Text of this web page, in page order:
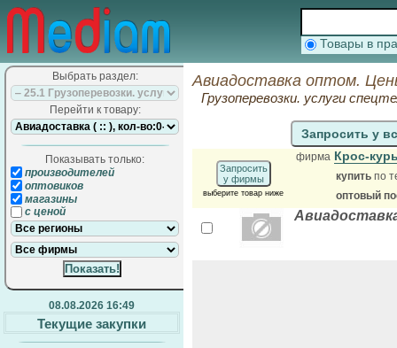
Товары в
Выбрать раздел:
Перейти к товару:
Показывать только:
производителей
оптовиков
магазины
с ценой
08.08.2026 16:49
Текущие закупки
Авиадоставка оптом.
Грузоперевозки. услуги
Запросить у
Запросить
у фирмы
выберите товар ниже
фирма Крос-
купить по
оптовый